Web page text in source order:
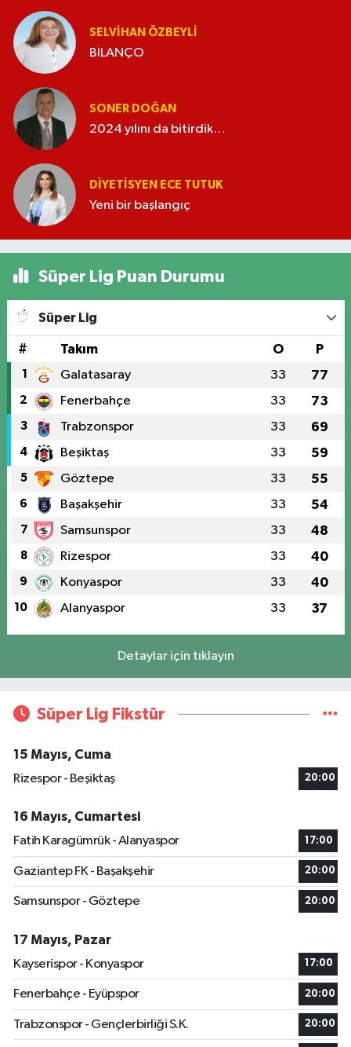
SELVIHAN ÖZBEYLI
BİLANÇO
SONER DOĞAN
2024 yılını da bitirdik…
DIYETISYEN ECE TUTUK
Yeni bir başlangıç
Süper Lig Puan Durumu
Süper Lig
# Takım O P
1 Galatasaray 33 77
2 Fenerbahçe 33 73
3 Trabzonspor 33 69
4 Beşiktaş 33 59
5 Göztepe 33 55
6 Başakşehir 33 54
7 Samsunspor 33 48
8 Rizespor 33 40
9 Konyaspor 33 40
10 Alanyaspor 33 37
Detaylar için tıklayın
Süper Lig Fikstür
15 Mayıs, Cuma
Rizespor - Beşiktaş
20:00
16 Mayıs, Cumartesi
Fatih Karagümrük - Alanyaspor
17:00
Gaziantep FK - Başakşehir 20:00
Samsunspor - Göztepe 20:00
17 Mayıs, Pazar
Kayserispor - Konyaspor
17:00
Fenerbahçe - Eyüpspor 20:00
Trabzonspor - Gençlerbirliği S.K. 20:00